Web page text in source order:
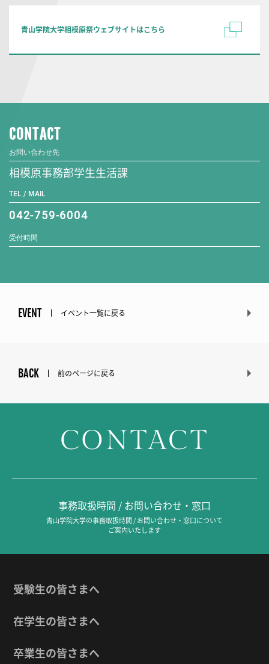
青山学院大学相模原祭ウェブサイトはこちら
CONTACT
お問い合わせ先
相模原事務部学生生活課
TEL / MAIL
042-759-6004
受付時間
EVENT イベント一覧に戻る
BACK 前のページに戻る
CONTACT
事務取扱時間 / お問い合わせ・窓口
青山学院大学の事務取扱時間 / お問い合わせ・窓口について
ご案内いたします
受験生の皆さまへ
在学生の皆さまへ
卒業生の皆さまへ